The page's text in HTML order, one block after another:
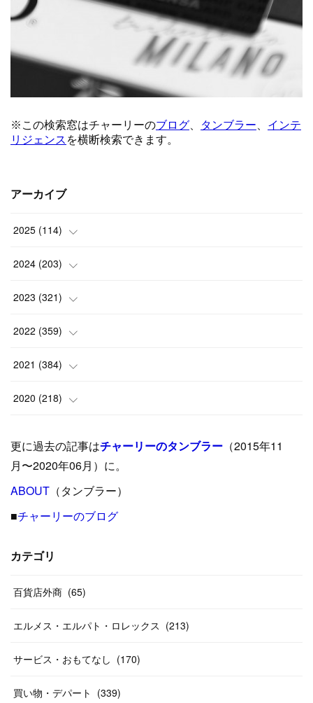
アーカイブ
2025 (114)
(1)
(8)
(6)
(9 )
( 5 )
( 15
(24)
(8 )
(17
(12)
2024 (203)
(24)
(10)
(18)
(17)
)
(12)
19)
(13
(14)
2023 (321)
(25)
(17)
(35)
(33 )
(26)
27)
(29
(24)
(26
2022 (359)
(42)
(37)
(31)
(31)
31
(26
(20)
(14
(46
2021 (384)
(9)
(39)
( 23)
40
(55
(38)
(20
(31
58)
2020 (218)
(24)
( 42)
(33
(46)
(20
更に過去の記事はチャーリーのタンブラー （2015年11
月〜2020年06月）に。
ABOUT （タンブラー）
■チャーリーのブログ
カテゴリ
百貨店外商 (65)
エルメス・エルパト・ロレックス (213)
サービス・おもてなし (170)
買い物・デパート (339)